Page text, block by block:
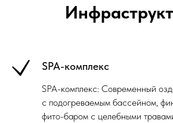
SPA-комплекс
SPA-комплекс: Современный
с подогреваемым бассейном,
фито-баром с целебными